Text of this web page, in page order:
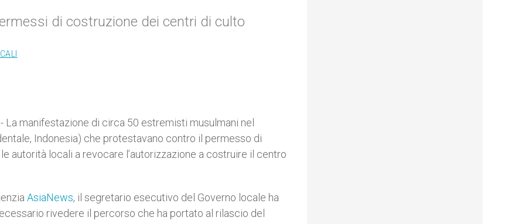
di costruzione dei centri di culto
La manifestazione di circa 50 estremisti musulmani nel
Indonesia) che protestavano contro il permesso di
autorità locali a revocare l’autorizzazione a costruire il centro
AsiaNews, il segretario esecutivo del Governo locale ha
rivedere il percorso che ha portato al rilascio del